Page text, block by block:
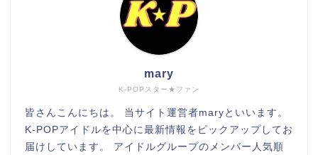
K-POPスター★ファン
mary
皆さんこんにちは。 当サイト運営者maryといいます。
K-POPアイドルを中心に最新情報をピックアップしてお
届けしています。 アイドルグループのメンバー人気順